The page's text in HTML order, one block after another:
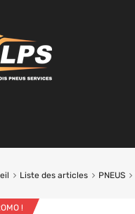
Liste des articles PNEUS
!